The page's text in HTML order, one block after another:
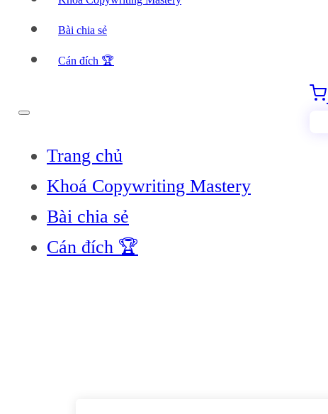
Bài chia sẻ
Cán đích 🏆
Trang chủ
Khoá Copywriting Mastery
Bài chia sẻ
Cán đích 🏆